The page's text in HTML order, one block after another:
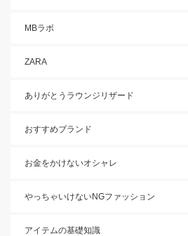
MBラボ
ZARA
ありがとうラウンジリザード
おすすめブランド
お金をかけないオシャレ
やっちゃいけないNGファッション
アイテムの基礎知識